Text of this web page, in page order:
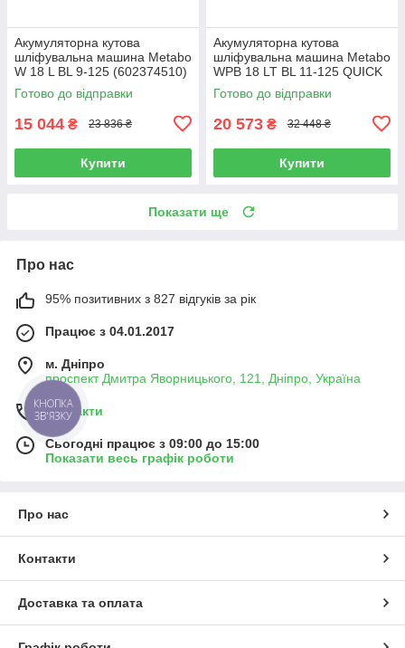
Акумуляторна кутова
шліфувальна машина Metabo
W 18 L BL 9-125 (602374510)
Готово до відправки
15 044 ₴ 23 836 ₴
Купити
Акумуляторна кутова
шліфувальна машина Metabo
WPB 18 LT BL 11-125 QUICK
(613057660) 2X5.5AH LIHD
Готово до відправки
20 573 ₴ 32 448 ₴
Купити
Показати ще
Про нас
95% позитивних з 827 відгуків за рік
Працює з 04.01.2017
м. Дніпро
проспект Дмитра Яворницького, 121, Дніпро, Україна
Контакти
Сьогодні працює з 09:00 до 15:00
Показати весь графік роботи
Про нас
Контакти
Доставка та оплата
КНОПКА
ЗВ'ЯЗКУ